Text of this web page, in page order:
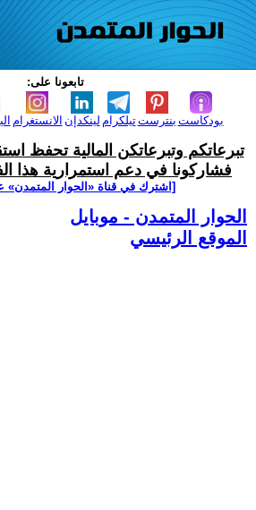
تابعونا على:
الانستغرام لينكدإن تيلكرامبنترست بودكاست
تبرعاتكم وتبرعاتكن المالية تحفظ
فشاركونا في دعم استمرارية هذا
[اشترك في قناة ‫«الحوار المتمدن»
الحوار المتمدن - موبايل
الموقع الرئيسي